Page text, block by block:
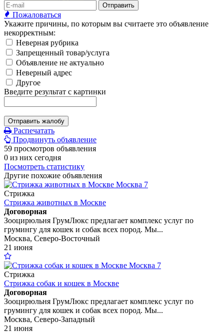
Отправить
Пожаловаться
Укажите причины, по которым вы считаете это объявление
некорректным:
Неверная рубрика
Запрещенный товар/услуга
Объявление не актуально
Неверный адрес
Другое
Введите результат с картинки
Отправить жалобу
Распечатать
Продвинуть объявление
59 просмотров объявления
0 из них сегодня
Посмотреть статистику
Другие похожие объявления
7
Стрижка
Стрижка животных в Москве
Договорная
Зооцирюльня ГрумЛюкс предлагает комплекс услуг по
грумингу для кошек и собак всех пород. Мы...
Москва, Северо-Восточный
21 июня
7
Стрижка
Стрижка собак и кошек в Москве
Договорная
Зооцирюльня ГрумЛюкс предлагает комплекс услуг по
грумингу для кошек и собак всех пород. Мы...
Москва, Северо-Западный
21 июня